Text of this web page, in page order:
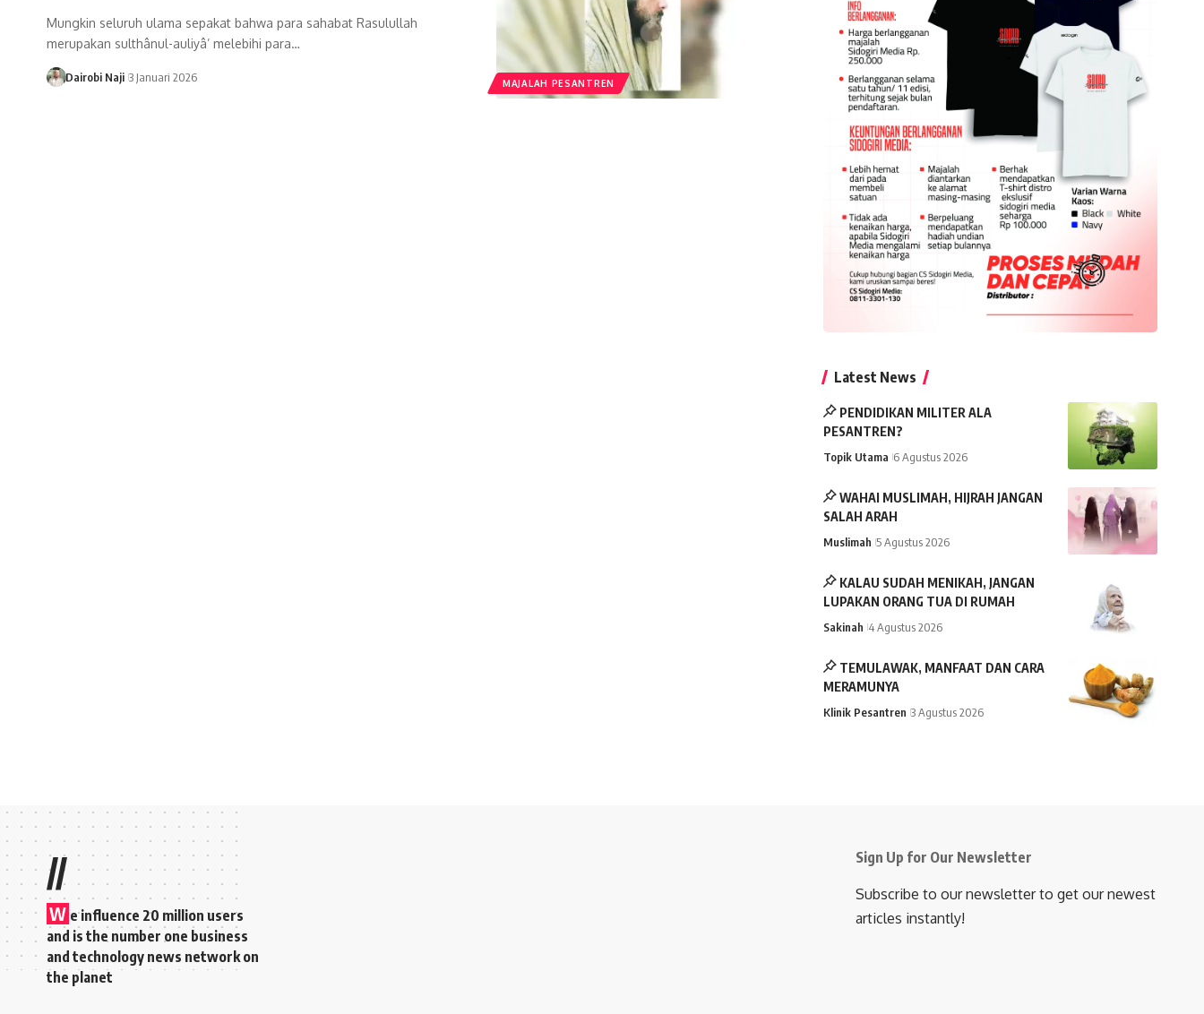
MAJALAH PESANTREN
Mungkin seluruh ulama sepakat bahwa para sahabat Rasulullah
merupakan sulthânul-auliyâ’ melebihi para…
Dairobi Naji 3 Januari 2026
Latest News
PENDIDIKAN MILITER ALA
PESANTREN?
Topik Utama 6 Agustus 2026
WAHAI MUSLIMAH, HIJRAH JANGAN
SALAH ARAH
Muslimah 5 Agustus 2026
KALAU SUDAH MENIKAH, JANGAN
LUPAKAN ORANG TUA DI RUMAH
Sakinah 4 Agustus 2026
TEMULAWAK, MANFAAT DAN CARA
MERAMUNYA
Klinik Pesantren 3 Agustus 2026
//
W e influence 20 million users
and is the number one business
and technology news network on
the planet
Sign Up for Our Newsletter
Subscribe to our newsletter to get our newest
articles instantly!